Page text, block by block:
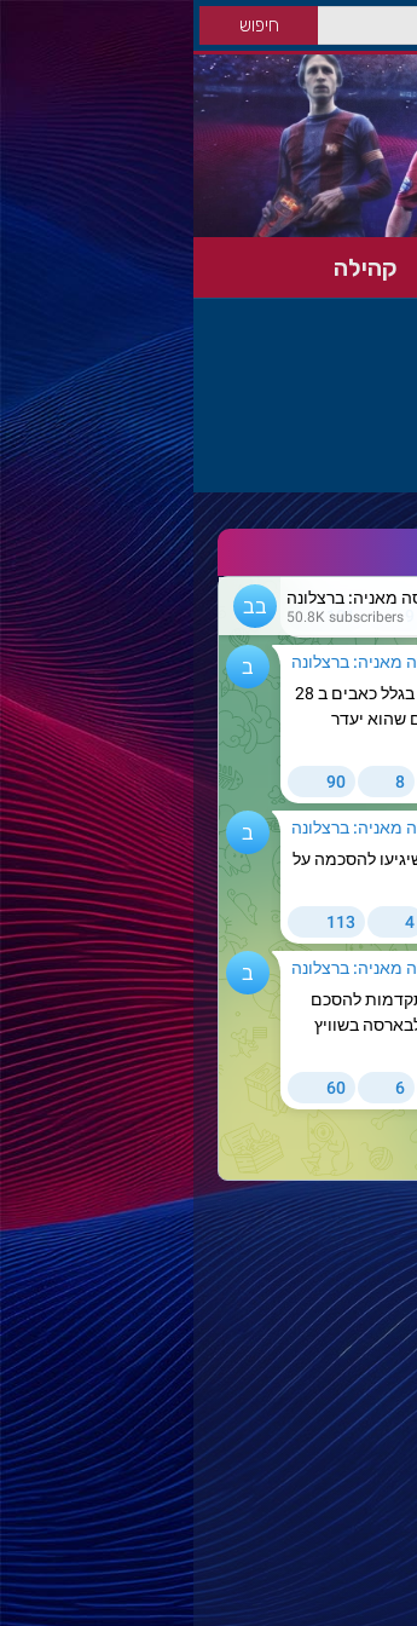
קהילה